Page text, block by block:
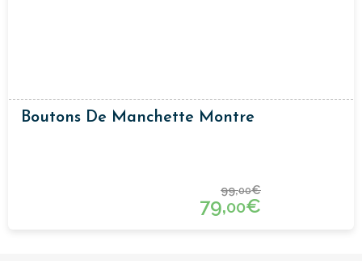
Boutons De Manchette Montre
99,00€
79,00€